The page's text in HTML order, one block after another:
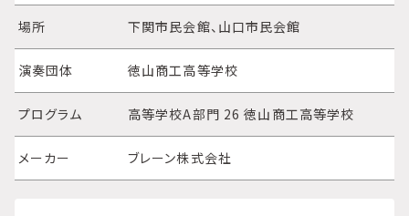
場所 下関市民会館、山口市民会館
演奏団体 徳山商工高等学校
プログラム 高等学校A部門 26 徳山商工高等学校
メーカー ブレーン株式会社